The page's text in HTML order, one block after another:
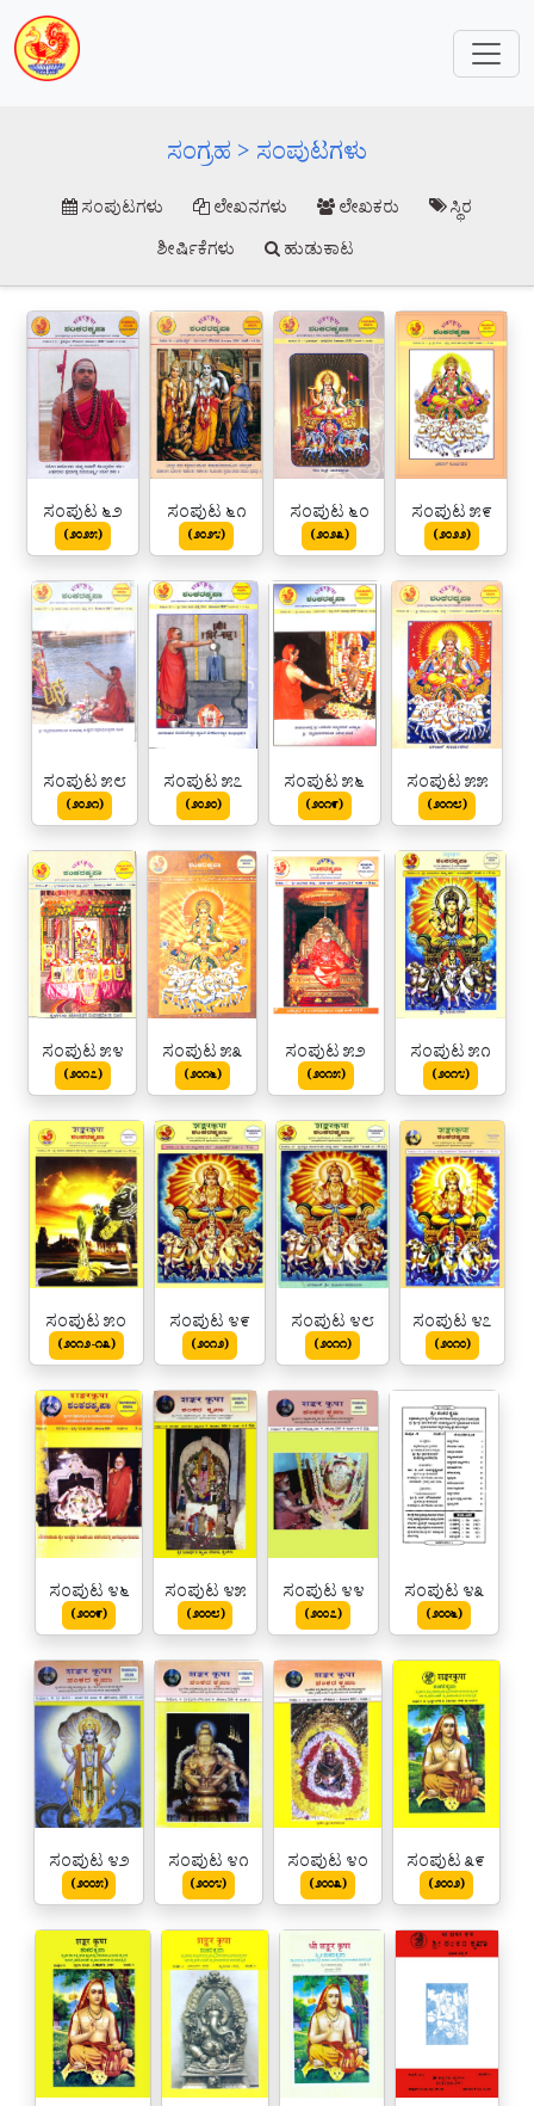
ಸಂಗ್ರಹ > ಸಂಪುಟಗಳು
ಸಂಪುಟಗಳು ಲೇಖನಗಳು ಲೇಖಕರು
ಸ್ಥಿರ
ಶೀರ್ಷಿಕೆಗಳು
ಹುಡುಕಾಟ
ಸಂಪುಟ ೬೨
(೨೦೨೫)
ಸಂಪುಟ ೬೧
(೨೦೨೪)
ಸಂಪುಟ ೬೦
(೨೦೨೩)
ಸಂಪುಟ ೫೯
(೨೦೨೨)
ಸಂಪುಟ ೫೮
(೨೦೨೧)
ಸಂಪುಟ ೫೭
(೨೦೨೦)
ಸಂಪುಟ ೫೬
(೨೦೧೯)
ಸಂಪುಟ ೫೫
(೨೦೧೮)
ಸಂಪುಟ ೫೪
(೨೦೧೭)
ಸಂಪುಟ ೫೩
(೨೦೧೬)
ಸಂಪುಟ ೫೨
(೨೦೧೫)
ಸಂಪುಟ ೫೧
(೨೦೧೪)
ಸಂಪುಟ ೫೦
(೨೦೧೨-೧೩)
ಸಂಪುಟ ೪೯
(೨೦೧೨)
ಸಂಪುಟ ೪೮
(೨೦೧೧)
ಸಂಪುಟ ೪೭
(೨೦೧೦)
ಸಂಪುಟ ೪೬
(೨೦೦೯)
ಸಂಪುಟ ೪೫
(೨೦೦೮)
ಸಂಪುಟ ೪೪
(೨೦೦೭)
ಸಂಪುಟ ೪೩
(೨೦೦೬)
ಸಂಪುಟ ೪೨
(೨೦೦೫)
ಸಂಪುಟ ೪೧
(೨೦೦೪)
ಸಂಪುಟ ೪೦
(೨೦೦೩)
ಸಂಪುಟ ೩೯
(೨೦೦೨)